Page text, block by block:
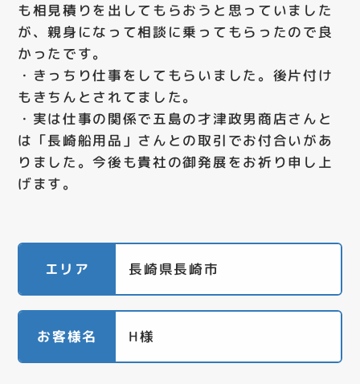
も相見積りを出してもらおうと思っていました
が、親身になって相談に乗ってもらったので良
かったです。
・きっちり仕事をしてもらいました。後片付け
もきちんとされてました。
・実は仕事の関係で五島の才津政男商店さんと
は「長崎船用品」さんとの取引でお付合いがあ
りました。今後も貴社の御発展をお祈り申し上
げます。
エリア 長崎県長崎市
お客様名 H様